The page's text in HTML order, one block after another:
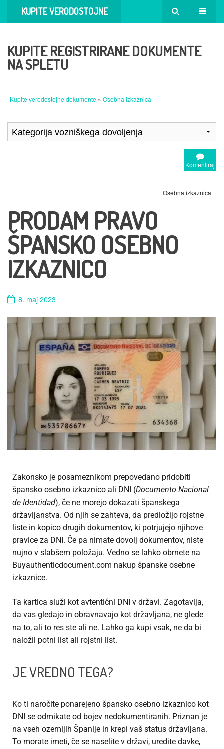
KUPITE VERODOSTOJNE
KUPITE REGISTRIRANE DOKUMENTE
NA SPLETU
Kupite verodostojne dokumente » Osebna izkaznica
Komentiraj
Osebna izkaznica
PRODAM PRAVO
ŠPANSKO OSEBNO
IZKAZNICO
8. maj 2023
Zakonsko je posameznikom prepovedano pridobiti
špansko osebno izkaznico ali DNI (Documento Nacional
de Identidad), če ne morejo dokazati španskega
državljanstva. Od njih se zahteva, da predložijo rojstne
liste in kopico drugih dokumentov, ki potrjujejo njihove
pravice za DNI. Če pa nimate dovolj dokumentov, niste
nujno v slabšem položaju. Vedno se lahko obrnete na
Buyauthenticdocument.com nakup španske osebne
izkaznice.
Ta kartica služi kot avtentični DNI v državi. Zagotavlja,
da vas gledajo in obravnavajo kot državljana, ne glede
na to, ali to res ste ali ne. Lahko ga kupi vsak, ne da bi
naložil potni list ali rojstni list.
JE VREDNO TEGA?
Ko ti naročite ponarejeno špansko osebno izkaznico kot
DNI se odmikate od bojev nedokumentiranih. Priznan je
na vseh ozemljih Španije in krepi vaš status državljana.
To morate imeti, če se naselite v državi, uredite davke,